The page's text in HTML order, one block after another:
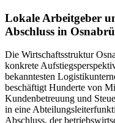
Lokale Arbeitgeber
Abschluss in
Die Wirtschaftsstruktur
konkrete
bekanntesten
beschäftigt Hunderte von
Kundenbetreuung und
in eine
Abschluss, der